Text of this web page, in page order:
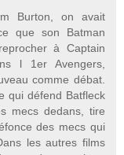
Burton, on avait
que son Batman
à Captain
l 1er Avengers,
comme débat.
qui défend Batfleck
mecs dedans, tire
des mecs qui
les autres films